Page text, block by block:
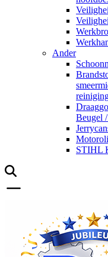
Ander
Beugel
STIHL